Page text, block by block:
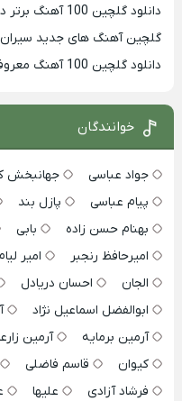
دانلود گلچین 100 آهنگ برتر دهه 90
گلچین آهنگ های جدید سیران
دانلود گلچین 100 آهنگ معروف دهه 80
خوانندگان
جواد عباسی جهانبخش
پیام عباسی
پازل بند
بهنام حسن زاده
بابی
امیرحافظ رنجبر
امیر
الجان
احسان دریادل
ابوالفضل اسماعیل نژاد
آرمین برمایه
آرمین
کیوان
قاسم فاضلی
فرشاد آزادی
علیها